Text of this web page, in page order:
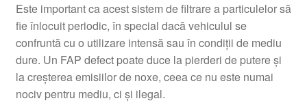
Este important ca acest sistem de filtrare a particulelor să
fie înlocuit periodic, în special dacă vehiculul se
confruntă cu o utilizare intensă sau în condiții de mediu
dure. Un FAP defect poate duce la pierderi de putere și
la creșterea emisiilor de noxe, ceea ce nu este numai
nociv pentru mediu, ci și ilegal.